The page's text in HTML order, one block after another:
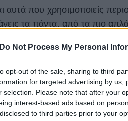
Do Not Process My Personal
opt-out of the sale, sharing to third
for targeted advertising by
selection. Please note that after your
interest-based ads based on
to third parties prior to your
αυτά που χρησιμοποιείς
τα πάντα, από τα πιο
το σημείο εκείνο που
που μαρτυρά πολλές φορές
επιδερμίδα των χεριών σου
συστατικά που στόχο
τον χαμένο της όγκο